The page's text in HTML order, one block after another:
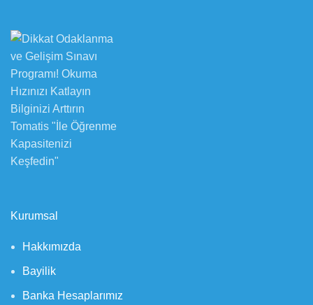
Kurumsal
Hakkımızda
Bayilik
Banka Hesaplarımız